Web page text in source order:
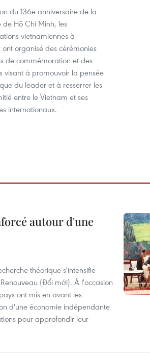
du 136e anniversaire de la
de Hô Chi Minh, les
vietnamiennes à
ont organisé des cérémonies
de commémoration et des
visant à promouvoir la pensée
du leader et à resserrer les
entre le Vietnam et ses
internationaux.
autour d'une
théorique s'intensifie
(Đổi mới). À l'occasion
ont mis en avant les
d'une économie indépendante
pour approfondir leur